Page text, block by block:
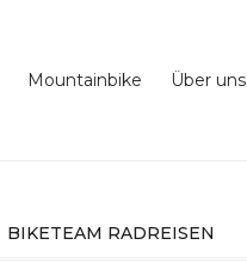
Mountainbike Über uns
BIKETEAM RADREISEN